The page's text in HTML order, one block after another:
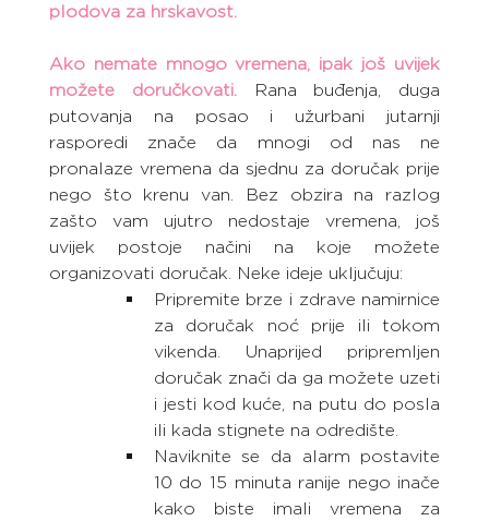
plodova za hrskavost.
Ako nemate mnogo vremena, ipak još uvijek
možete doručkovati.
Rana buđenja, duga
putovanja na posao i užurbani jutarnji
rasporedi znače da mnogi od nas ne
pronalaze vremena da sjednu za doručak prije
nego što krenu van. Bez obzira na razlog
zašto vam ujutro nedostaje vremena, još
uvijek postoje načini na koje možete
organizovati doručak. Neke ideje uključuju:
Pripremite brze i zdrave namirnice
za doručak noć prije ili tokom
vikenda. Unaprijed pripremljen
doručak znači da ga možete uzeti
i jesti kod kuće, na putu do posla
ili kada stignete na odredište.
Naviknite se da alarm postavite
10 do 15 minuta ranije nego inače
kako biste imali vremena za